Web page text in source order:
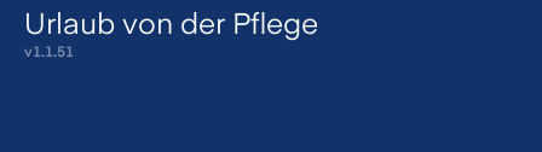
Urlaub von der Pflege
v1.1.51